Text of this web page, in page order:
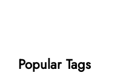
Popular Tags